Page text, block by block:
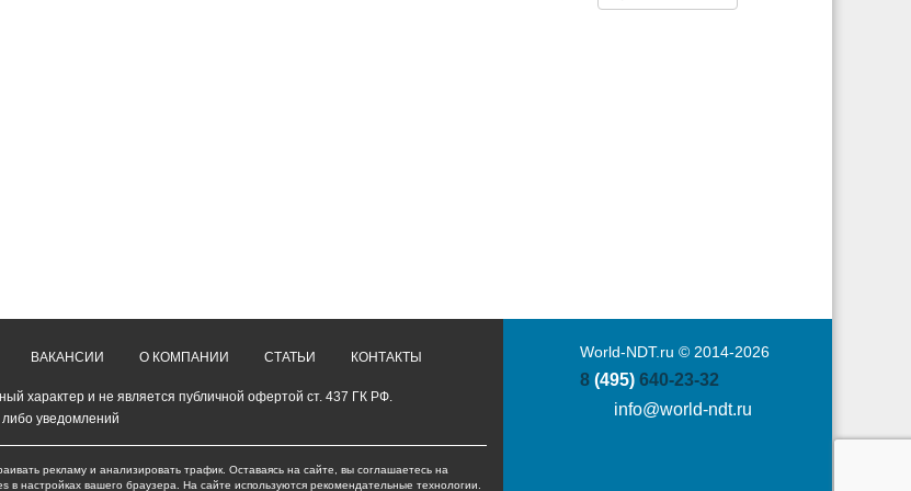
ВАКАНСИИ О КОМПАНИИ СТАТЬИ КОНТАКТЫ
характер и не является публичной офертой ст. 437 ГК РФ.
уведомлений
рекламу и анализировать трафик. Оставаясь на сайте, вы соглашаетесь на
в настройках вашего браузера. На сайте используются рекомендательные технологии.
World-NDT.ru © 2014-2026
8 (495) 640-23-32
info@world-ndt.ru